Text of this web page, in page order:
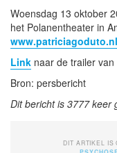
Woensdag 13 oktober
het Polanentheater in
www.patriciagoduto.nl
Link naar de trailer
Bron: persbericht
Dit bericht is 3777 keer
DIT ARTIKEL